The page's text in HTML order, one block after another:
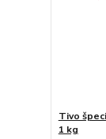
Tivo
1 kg